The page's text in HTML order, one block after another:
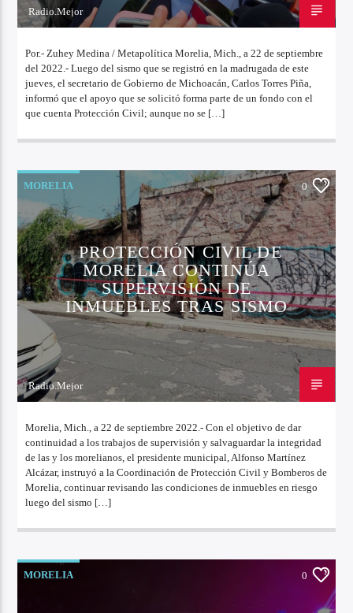
Radio.Mejor
Por.- Zuhey Medina / Metapolítica Morelia, Mich., a 22 de septiembre
del 2022.- Luego del sismo que se registró en la madrugada de este
jueves, el secretario de Gobierno de Michoacán, Carlos Torres Piña,
informó que el apoyo que se solicitó forma parte de un fondo con el
que cuenta Protección Civil; aunque no se […]
MORELIA 0
PROTECCIÓN CIVIL DE
MORELIA CONTINÚA
SUPERVISIÓN DE
INMUEBLES TRAS SISMO
Radio.Mejor
Morelia, Mich., a 22 de septiembre 2022.- Con el objetivo de dar
continuidad a los trabajos de supervisión y salvaguardar la integridad
de las y los morelianos, el presidente municipal, Alfonso Martínez
Alcázar, instruyó a la Coordinación de Protección Civil y Bomberos de
Morelia, continuar revisando las condiciones de inmuebles en riesgo
luego del sismo […]
MORELIA 0